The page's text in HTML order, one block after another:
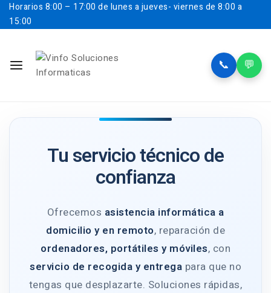
Horarios 8:00 – 17:00 de lunes a jueves- viernes de 8:00 a
15:00
📞 💬
Tu servicio técnico de
confianza
Ofrecemos asistencia informática a
domicilio y en remoto, reparación de
ordenadores, portátiles y móviles, con
servicio de recogida y entrega para que no
tengas que desplazarte. Soluciones rápidas,